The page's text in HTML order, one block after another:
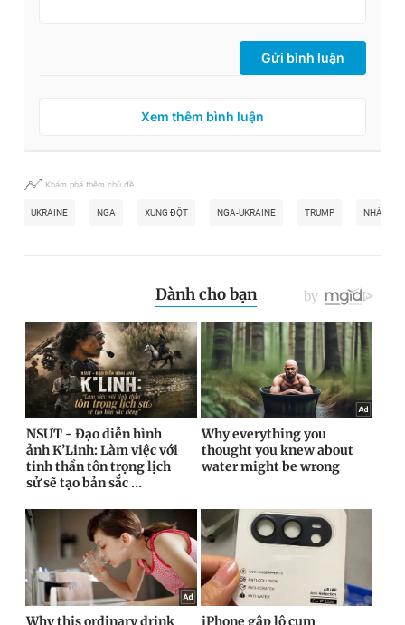
Gửi bình luận
Xem thêm bình luận
Khám phá thêm chủ đề
UKRAINE NGA XUNG ĐỘT NGA-UKRAINE TRUMP NHÀ